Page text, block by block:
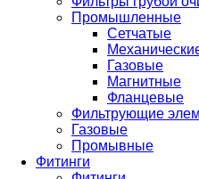
Промышленные
Сетчатые
Газовые
Магнитные
Фланцевые
Фильтрующие
Газовые
Промывные
Фитинги